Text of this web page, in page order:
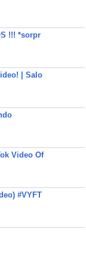
!!! *sorpr
| Salo
Video Of
#VYFT